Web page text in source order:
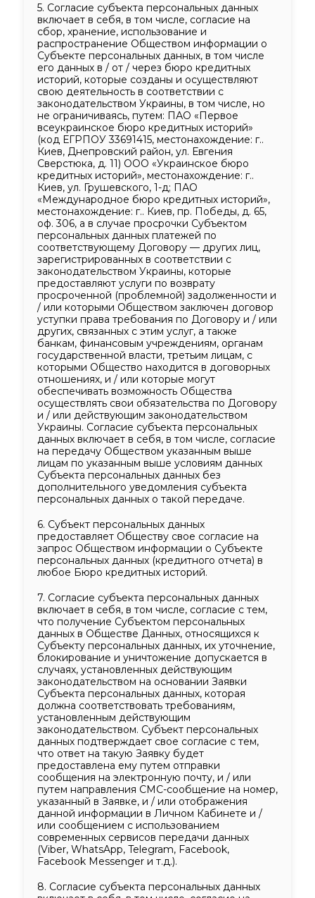
5. Согласие субъекта персональных данных
включает в себя, в том числе, согласие на
сбор, хранение, использование и
распространение Обществом информации о
Субъекте персональных данных, в том числе
его данных в / от / через бюро кредитных
историй, которые созданы и осуществляют
свою деятельность в соответствии с
законодательством Украины, в том числе, но
не ограничиваясь, путем: ПАО «Первое
всеукраинское бюро кредитных историй»
(код ЕГРПОУ 33691415, местонахождение: г..
Киев, Днепровский район, ул. Евгения
Сверстюка, д. 11) ООО «Украинское бюро
кредитных историй», местонахождение: г..
Киев, ул. Грушевского, 1-д; ПАО
«Международное бюро кредитных историй»,
местонахождение: г.. Киев, пр. Победы, д. 65,
оф. 306, а в случае просрочки Субъектом
персональных данных платежей по
соответствующему Договору — других лиц,
зарегистрированных в соответствии с
законодательством Украины, которые
предоставляют услуги по возврату
просроченной (проблемной) задолженности и
/ или которыми Обществом заключен договор
уступки права требования по Договору и / или
других, связанных с этим услуг, а также
банкам, финансовым учреждениям, органам
государственной власти, третьим лицам, с
которыми Общество находится в договорных
отношениях, и / или которые могут
обеспечивать возможность Общества
осуществлять свои обязательства по Договору
и / или действующим законодательством
Украины. Согласие субъекта персональных
данных включает в себя, в том числе, согласие
на передачу Обществом указанным выше
лицам по указанным выше условиям данных
Субъекта персональных данных без
дополнительного уведомления субъекта
персональных данных о такой передаче.
6. Субъект персональных данных
предоставляет Обществу свое согласие на
запрос Обществом информации о Субъекте
персональных данных (кредитного отчета) в
любое Бюро кредитных историй.
7. Согласие субъекта персональных данных
включает в себя, в том числе, согласие с тем,
что получение Субъектом персональных
данных в Обществе Данных, относящихся к
Субъекту персональных данных, их уточнение,
блокирование и уничтожение допускается в
случаях, установленных действующим
законодательством на основании Заявки
Субъекта персональных данных, которая
должна соответствовать требованиям,
установленным действующим
законодательством. Субъект персональных
данных подтверждает свое согласие с тем,
что ответ на такую ​​Заявку будет
предоставлена ​​ему путем отправки
сообщения на электронную почту, и / или
путем направления СМС-сообщение на номер,
указанный в Заявке, и / или отображения
данной информации в Личном Кабинете и /
или сообщением с использованием
современных сервисов передачи данных
(Viber, WhatsApp, Telegram, Facebook,
Facebook Messenger и т.д.).
8. Согласие субъекта персональных данных